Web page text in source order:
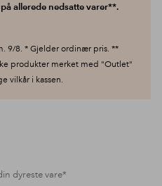
allerede nedsatte varer**.
9/8. * Gjelder ordinær pris. **
produkter merket med "Outlet"
vilkår i kassen.
dyreste vare*